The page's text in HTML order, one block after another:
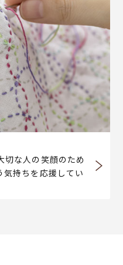
切な人の笑顔のため
気持ちを応援してい